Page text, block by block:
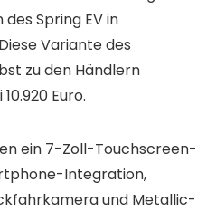
Spring EV in
Variante des
zu den Händlern
Euro.
ein 7-Zoll-Touchscreen-
Integration,
und Metallic-